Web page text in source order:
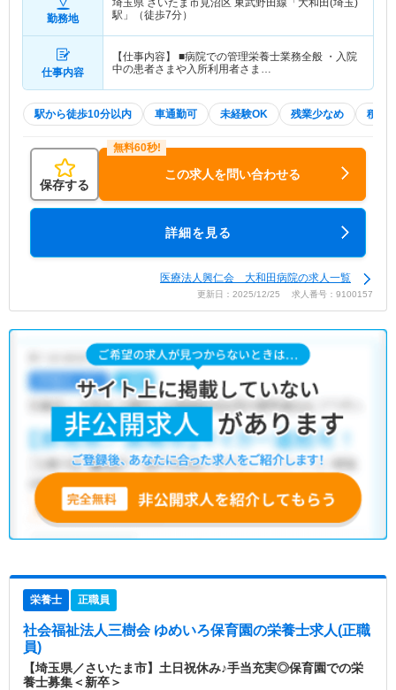
勤務地
埼玉県 さいたま市見沼区 東武野田線「大和田(埼玉)
駅」（徒歩7分）
仕事内容
【仕事内容】 ■病院での管理栄養士業務全般 ・入院
中の患者さまや入所利用者さま…
駅から徒歩10分以内 車通勤可 未経験OK 残業少なめ 積極
保存する
この求人を問い合わせる
詳細を見る
医療法人興仁会 大和田病院の求人一覧
更新日：2025/12/25 求人番号：9100157
栄養士 正職員
社会福祉法人三樹会 ゆめいろ保育園の栄養士求人(正職
員)
【埼玉県／さいたま市】土日祝休み♪手当充実◎保育園での栄
養士募集＜新卒＞